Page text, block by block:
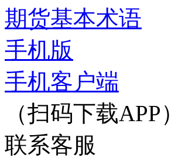
期货基本术语
手机版
手机客户端
（扫码下载APP）
联系客服